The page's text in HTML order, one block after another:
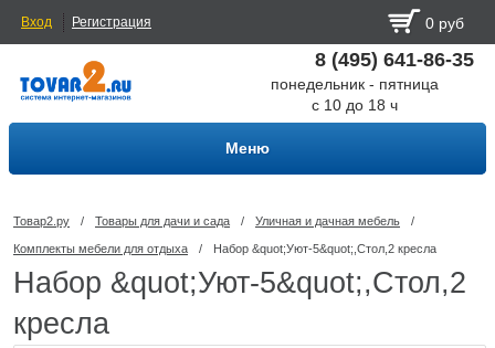
Вход Регистрация 0 руб
8 (495) 641-86-35
понедельник - пятница
с 10 до 18 ч
Меню
Товар2.ру / Товары для дачи и сада / Уличная и дачная мебель /
Комплекты мебели для отдыха / Набор &quot;Уют-5&quot;,Стол,2 кресла
Набор &quot;Уют-5&quot;,Стол,2
кресла